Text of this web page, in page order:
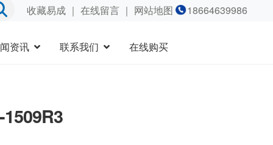
收藏易成｜ 在线留言｜ 网站地图 18664639986
资讯 联系我们 在线购买